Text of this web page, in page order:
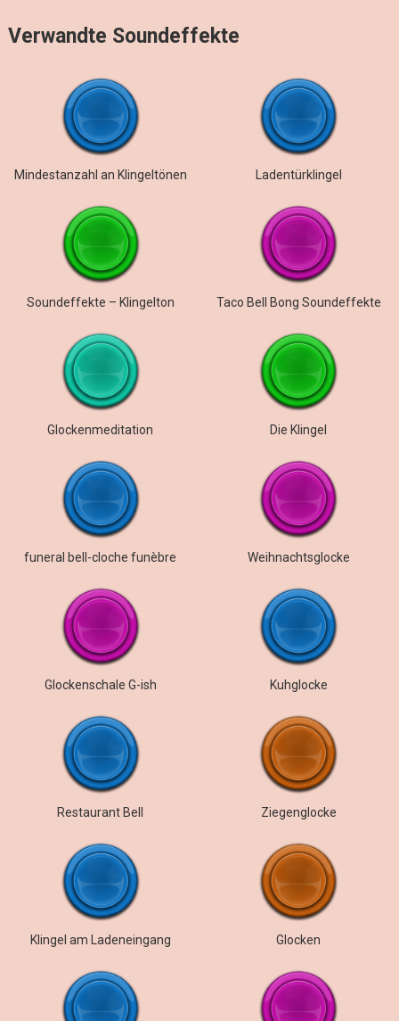
Verwandte Soundeffekte
Mindestanzahl an Klingeltönen Ladentürklingel
Soundeffekte – Klingelton Taco Bell Bong Soundeffekte
Glockenmeditation Die Klingel
funeral bell-cloche funèbre Weihnachtsglocke
Glockenschale G-ish Kuhglocke
Restaurant Bell Ziegenglocke
Klingel am Ladeneingang Glocken